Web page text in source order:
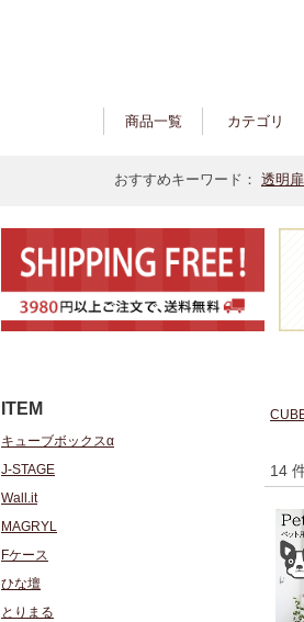
商品一覧 カテゴリ
おすすめキーワード： 透明扉
ITEM
キューブボックスα
J-STAGE
Wall.it
MAGRYL
Fケース
ひな壇
とりまる
14